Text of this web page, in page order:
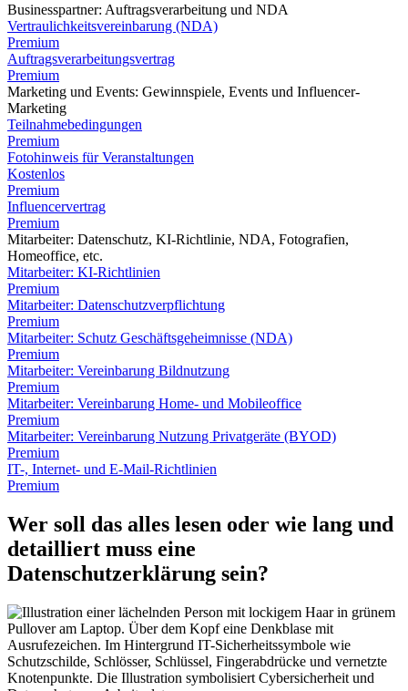
Businesspartner: Auftragsverarbeitung und NDA
Vertraulichkeitsvereinbarung (NDA)
Premium
Auftragsverarbeitungsvertrag
Premium
Marketing und Events: Gewinnspiele, Events und Influencer-
Marketing
Teilnahmebedingungen
Premium
Fotohinweis für Veranstaltungen
Kostenlos
Premium
Influencervertrag
Premium
Mitarbeiter: Datenschutz, KI-Richtlinie, NDA, Fotografien,
Homeoffice, etc.
Mitarbeiter: KI-Richtlinien
Premium
Mitarbeiter: Datenschutzverpflichtung
Premium
Mitarbeiter: Schutz Geschäftsgeheimnisse (NDA)
Premium
Mitarbeiter: Vereinbarung Bildnutzung
Premium
Mitarbeiter: Vereinbarung Home- und Mobileoffice
Premium
Mitarbeiter: Vereinbarung Nutzung Privatgeräte (BYOD)
Premium
IT-, Internet- und E-Mail-Richtlinien
Premium
Wer soll das alles lesen oder wie lang und
detailliert muss eine
Datenschutzerklärung sein?